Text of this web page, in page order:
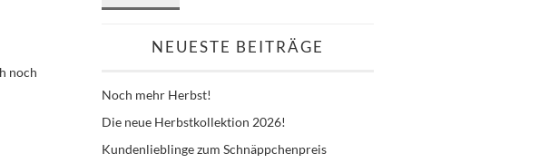
noch
NEUESTE BEITRÄGE
Noch mehr Herbst!
Die neue Herbstkollektion 2026!
Kundenlieblinge zum Schnäppchenpreis